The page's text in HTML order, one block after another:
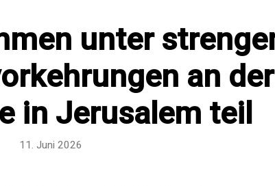
unter
an der
in Jerusalem teil
11. Juni 2026